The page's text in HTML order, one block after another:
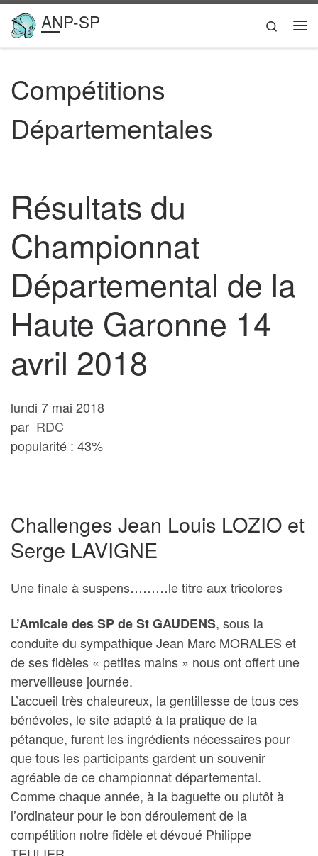
Passer au contenu
ANP-SP
Search
Compétitions
Départementales
Résultats du
Championnat
Départemental de la
Haute Garonne 14
avril 2018
lundi 7 mai 2018
par RDC
popularité : 43%
Challenges Jean Louis LOZIO et
Serge LAVIGNE
Une finale à suspens………le titre aux tricolores
L’Amicale des SP de St GAUDENS, sous la
conduite du sympathique Jean Marc MORALES et
de ses fidèles « petites mains » nous ont offert une
merveilleuse journée.
L’accueil très chaleureux, la gentillesse de tous ces
bénévoles, le site adapté à la pratique de la
pétanque, furent les ingrédients nécessaires pour
que tous les participants gardent un souvenir
agréable de ce championnat départemental.
Comme chaque année, à la baguette ou plutôt à
l’ordinateur pour le bon déroulement de la
compétition notre fidèle et dévoué Philippe